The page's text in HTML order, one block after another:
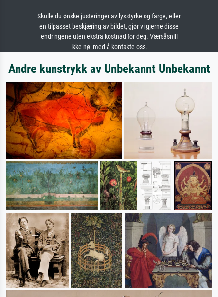
Skulle du ønske justeringer av lysstyrke og farge, eller
en tilpasset beskjæring av bildet, gjør vi gjerne disse
endringene uten ekstra kostnad for deg. Værsåsnill
ikke nøl med å kontakte oss.
Andre kunstrykk av Unbekannt Unbekannt